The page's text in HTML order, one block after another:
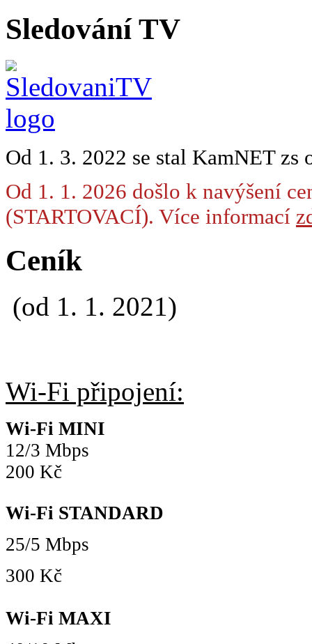
Sledování TV
Od 1. 3. 2022 se stal KamNET
Od 1. 1. 2026 došlo k navýšení
(STARTOVACÍ). Více informací
Ceník
(od 1. 1. 2021)
Wi-Fi připojení:
Wi-Fi MINI
12/3 Mbps
200 Kč
Wi-Fi STANDARD
25/5 Mbps
300 Kč
Wi-Fi MAXI